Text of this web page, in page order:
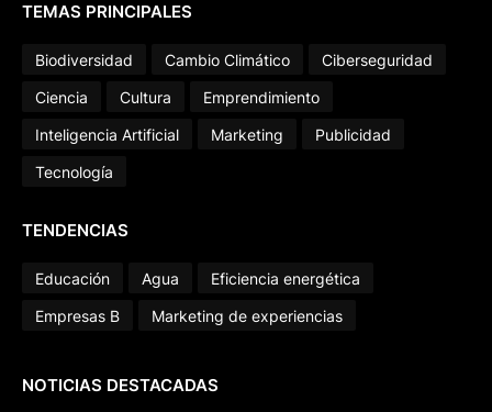
TEMAS PRINCIPALES
Biodiversidad Cambio Climático
Ciberseguridad
Ciencia
Cultura
Emprendimiento
Inteligencia Artificial
Marketing
Publicidad
Tecnología
TENDENCIAS
Educación Agua
Eficiencia energética
Empresas B
Marketing de experiencias
NOTICIAS DESTACADAS